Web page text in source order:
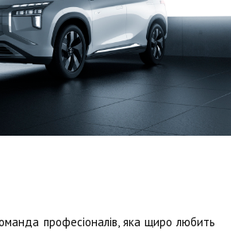
професіоналів, яка щиро любить